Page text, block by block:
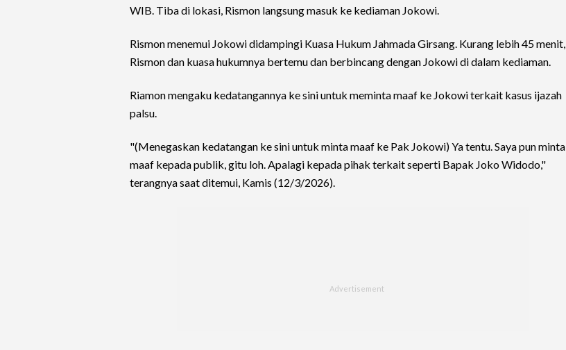
WIB. Tiba di lokasi, Rismon langsung masuk ke kediaman Jokowi.
Rismon menemui Jokowi didampingi Kuasa Hukum Jahmada Girsang. Kurang lebih 45 menit,
Rismon dan kuasa hukumnya bertemu dan berbincang dengan Jokowi di dalam kediaman.
Riamon mengaku kedatangannya ke sini untuk meminta maaf ke Jokowi terkait kasus ijazah
palsu.
"(Menegaskan kedatangan ke sini untuk minta maaf ke Pak Jokowi) Ya tentu. Saya pun minta
maaf kepada publik, gitu loh. Apalagi kepada pihak terkait seperti Bapak Joko Widodo,"
terangnya saat ditemui, Kamis (12/3/2026).